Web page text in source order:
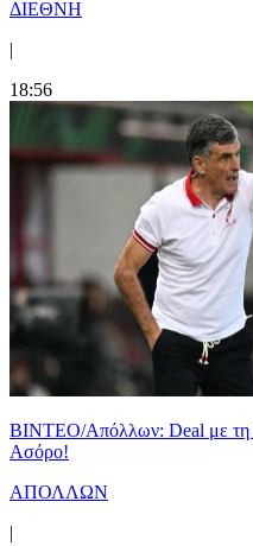
ΔΙΕΘΝΗ
|
18:56
ΒΙΝΤΕΟ/Απόλλων: Deal με τη
Ασόρο!
ΑΠΟΛΛΩΝ
|